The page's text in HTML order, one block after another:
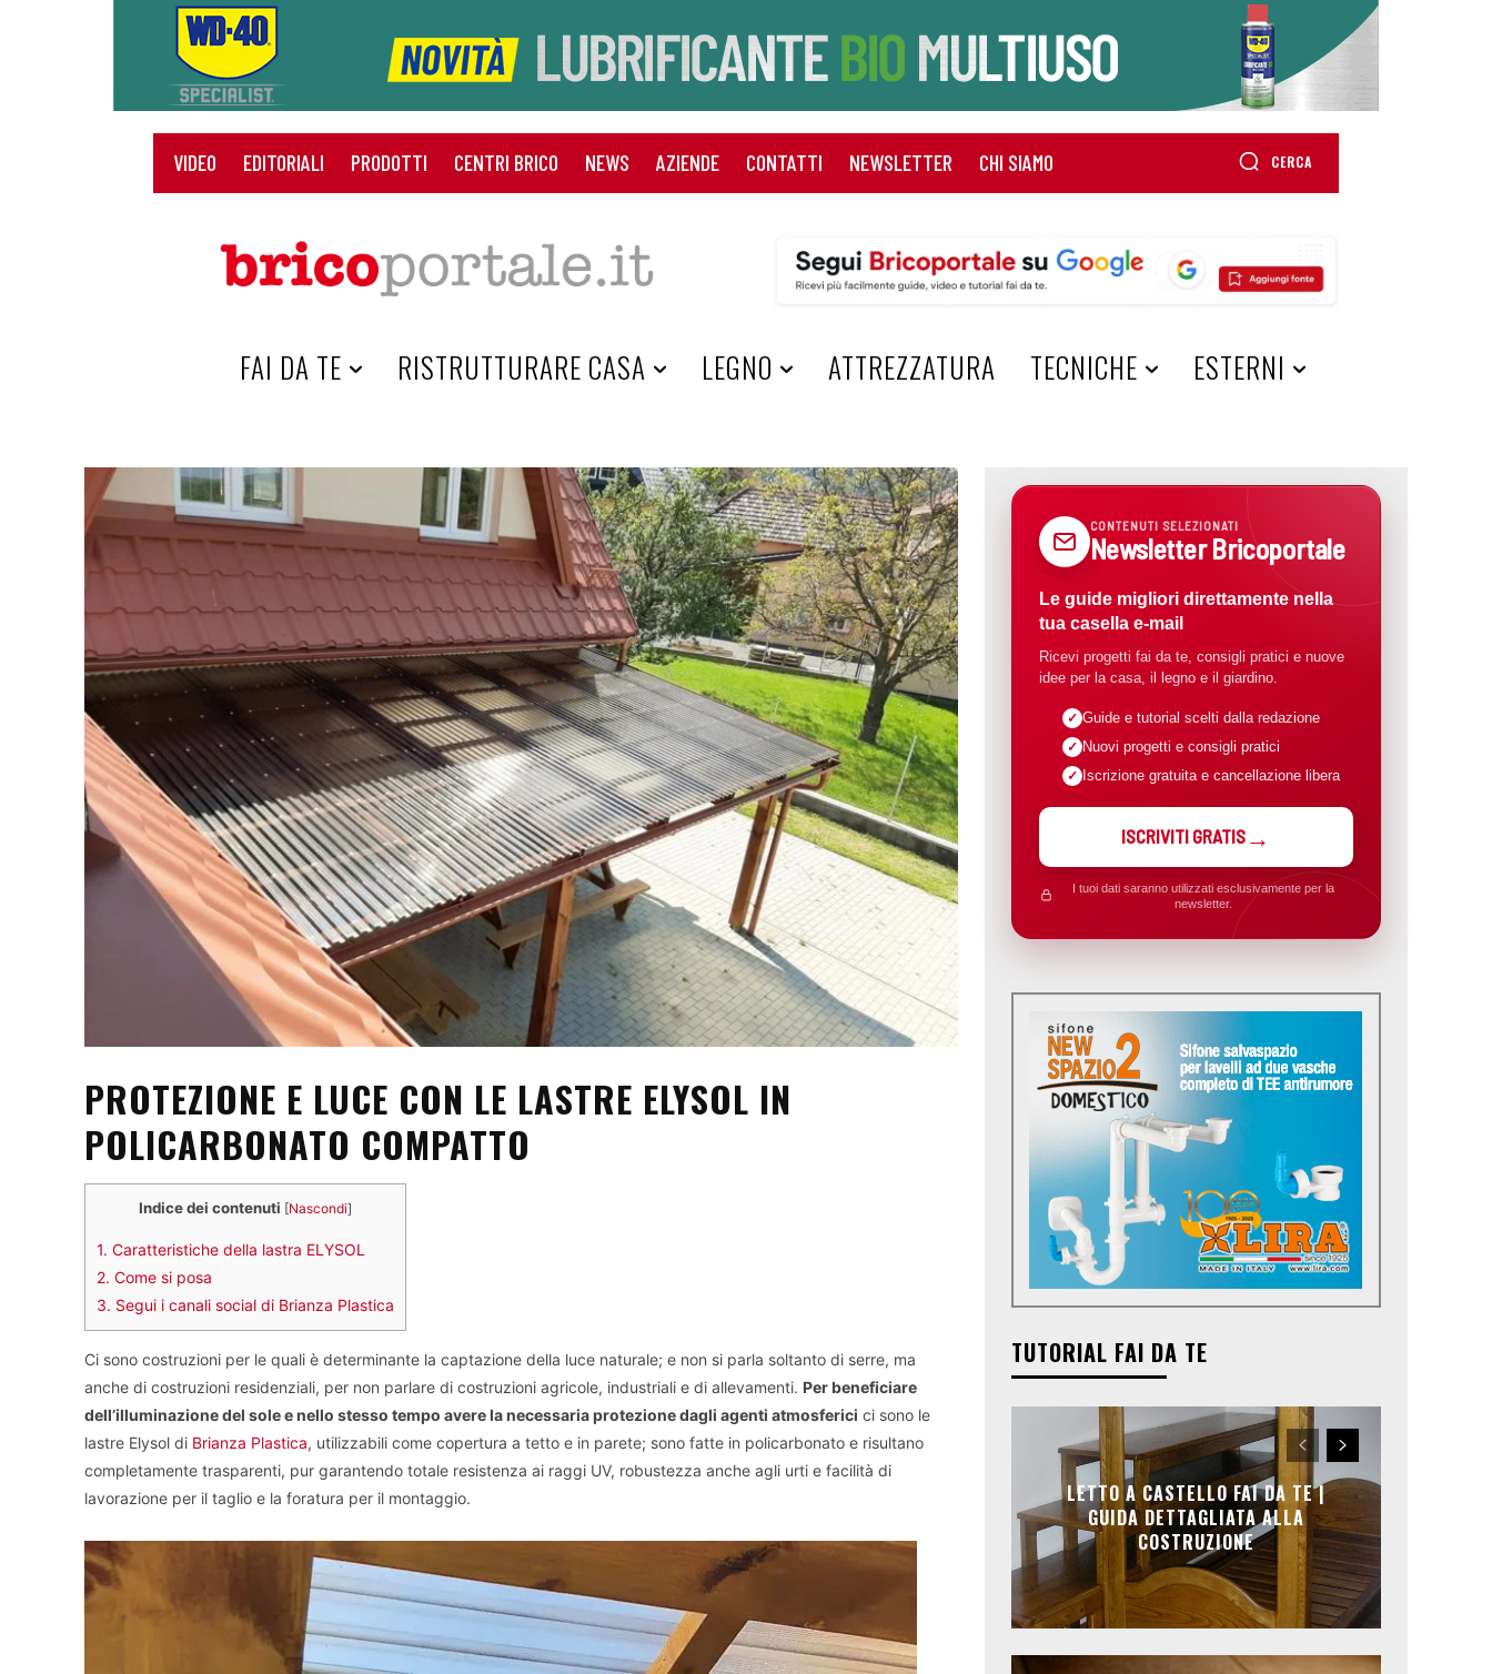
VIDEO EDITORIALI PRODOTTI CENTRI BRICO NEWS AZIENDE CONTATTI NEWSLETTER CHI SIAMO CERCA
HOME
FAI DA TE RISTRUTTURARE CASA LEGNO ATTREZZATURA TECNICHE ESTERNI
PROTEZIONE E LUCE CON LE LASTRE ELYSOL IN
POLICARBONATO COMPATTO
Indice dei contenuti [Nascondi]
1. Caratteristiche della lastra ELYSOL
2. Come si posa
3. Segui i canali social di Brianza Plastica
Ci sono costruzioni per le quali è determinante la captazione della luce naturale; e non si parla soltanto di serre, ma
anche di costruzioni residenziali, per non parlare di costruzioni agricole, industriali e di allevamenti. Per beneficiare
dell’illuminazione del sole e nello stesso tempo avere la necessaria protezione dagli agenti atmosferici ci sono le
lastre Elysol di Brianza Plastica, utilizzabili come copertura a tetto e in parete; sono fatte in policarbonato e risultano
completamente trasparenti, pur garantendo totale resistenza ai raggi UV, robustezza anche agli urti e facilità di
lavorazione per il taglio e la foratura per il montaggio.
CONTENUTI SELEZIONATI
Newsletter Bricoportale
Le guide migliori direttamente nella
tua casella e-mail
Ricevi progetti fai da te, consigli pratici e nuove
idee per la casa, il legno e il giardino.
Guide e tutorial scelti dalla redazione
Nuovi progetti e consigli pratici
Iscrizione gratuita e cancellazione libera
ISCRIVITI GRATIS
I tuoi dati saranno utilizzati esclusivamente per la
newsletter.
TUTORIAL FAI DA TE
LETTO A CASTELLO FAI DA TE |
GUIDA DETTAGLIATA ALLA
COSTRUZIONE